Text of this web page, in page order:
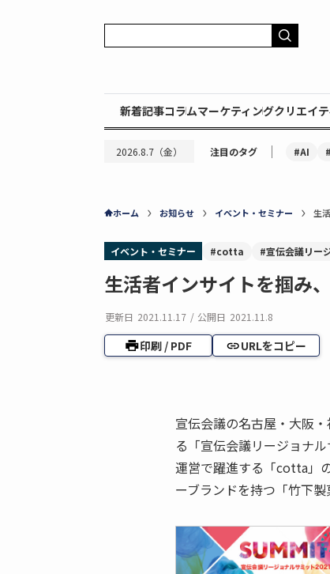
新着記事コラムマーケティングクリエイ
2026.8.7（金） 注目のタグ ｜ #AI
ホーム お知らせ イベント・セミナー 生
イベント・セミナー #cotta #宣伝会議リー
生活者インサイトを掴み
更新日 2021.11.17 / 公開日 2021.11.8
印刷 / PDF URLをコピー
宣伝会議の名古屋・大阪
る「宣伝会議リージョナ
運営で躍進する「cotta」
ーブランドを持つ「竹下製